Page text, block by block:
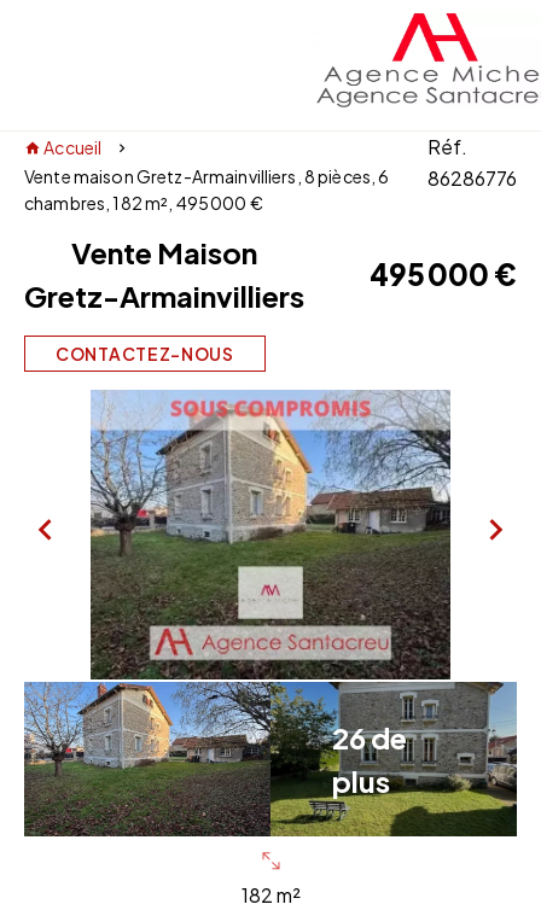
Accueil
Vente maison Gretz-Armainvilliers, 8 pièces, 6
chambres, 182 m², 495 000 €
Réf.
86286776
CONTACTEZ-NOUS
Vente Maison
Gretz-Armainvilliers
495 000 €
26 de
plus
182 m²